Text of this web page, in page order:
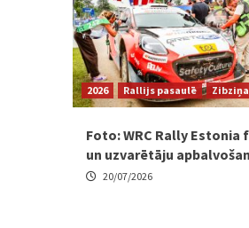
2026 Rallijs pasaulē
Foto: WRC Rally Estonia
un uzvarētāju
20/07/2026